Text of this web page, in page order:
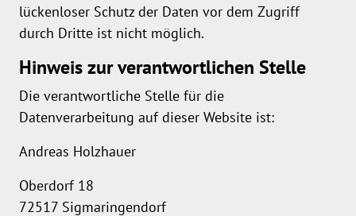
lückenloser Schutz der Daten vor dem Zugriff
durch Dritte ist nicht möglich.
Hinweis zur verantwortlichen Stelle
Die verantwortliche Stelle für die
Datenverarbeitung auf dieser Website ist:
Andreas Holzhauer
Oberdorf 18
72517 Sigmaringendorf